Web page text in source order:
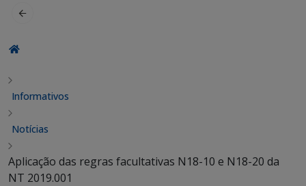
Informativos
Notícias
Aplicação das regras facultativas N18-10 e N18-20 da
NT 2019.001